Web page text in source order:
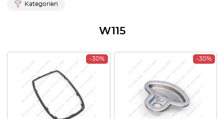
Kategorien
W115
-30% -30%